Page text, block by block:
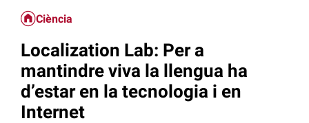
Ciència
Localization Lab: Per a
mantindre viva la llengua ha
d’estar en la tecnologia i en
Internet